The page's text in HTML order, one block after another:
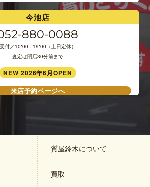
今池店
880-0088
受付／10:00 - 19:00（土日定休）
査定は閉店30分前まで
NEW 2026年6月OPEN
来店予約ページへ
質屋鈴木について
買取